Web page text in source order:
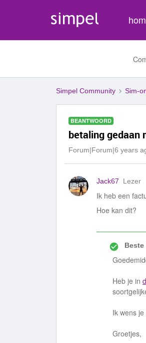
Simpel Community Sim-
BEANTWOORD
betaling gedaan
Forum|Forum|6 years
Jack67 Lezer
Ik heb een
Hoe kan dit?
Heb je in
Ik wens
Groetjes,